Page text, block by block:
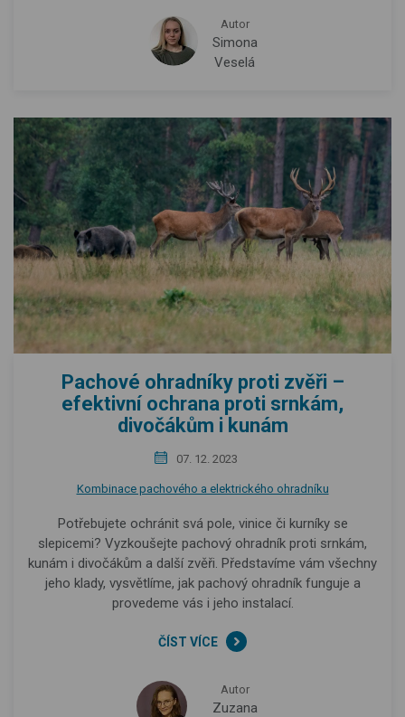
Autor
Simona
Veselá
Pachové ohradníky proti zvěři –
efektivní ochrana proti srnkám,
divočákům i kunám
07. 12. 2023
Kombinace pachového a elektrického ohradníku
Potřebujete ochránit svá pole, vinice či kurníky se
slepicemi? Vyzkoušejte pachový ohradník proti srnkám,
kunám i divočákům a další zvěři. Představíme vám všechny
jeho klady, vysvětlíme, jak pachový ohradník funguje a
provedeme vás i jeho instalací.
ČÍST VÍCE
Autor
Zuzana